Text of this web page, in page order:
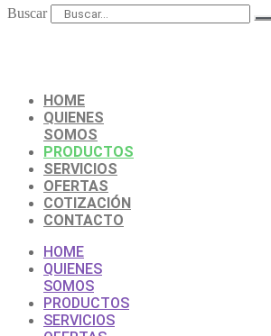
Buscar
HOME
QUIENES
SOMOS
PRODUCTOS
SERVICIOS
OFERTAS
COTIZACIÓN
CONTACTO
HOME
QUIENES
SOMOS
PRODUCTOS
SERVICIOS